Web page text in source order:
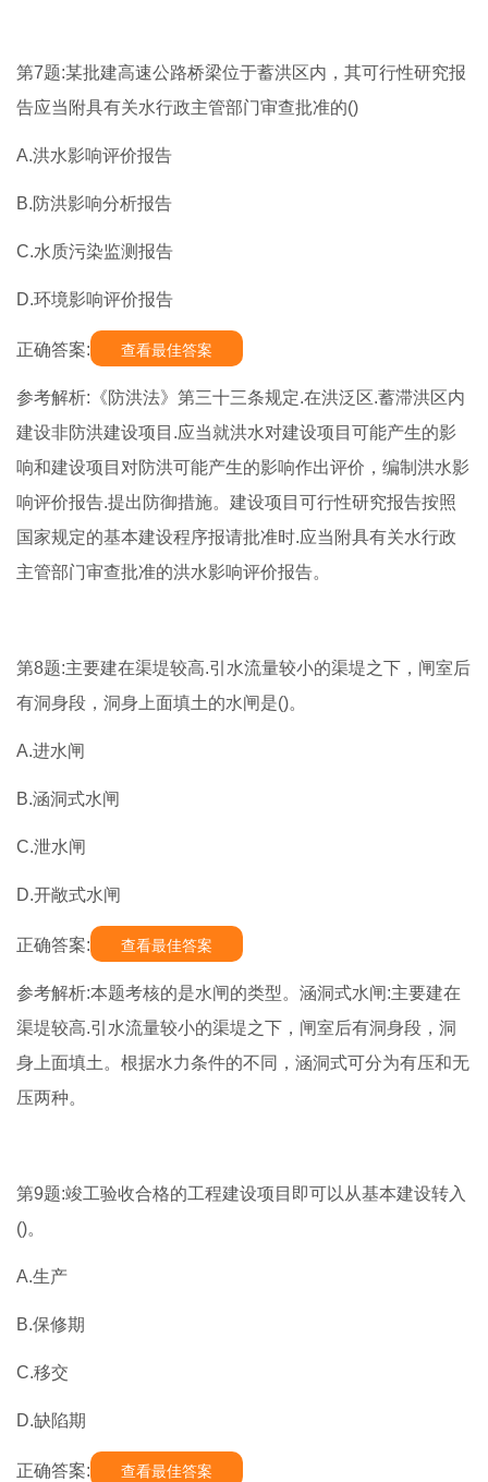
第7题:某批建高速公路桥梁位于蓄洪区内，其可行性研究报
告应当附具有关水行政主管部门审查批准的()
A.洪水影响评价报告
B.防洪影响分析报告
C.水质污染监测报告
D.环境影响评价报告
正确答案: 查看最佳答案
参考解析:《防洪法》第三十三条规定.在洪泛区.蓄滞洪区内
建设非防洪建设项目.应当就洪水对建设项目可能产生的影
响和建设项目对防洪可能产生的影响作出评价，编制洪水影
响评价报告.提出防御措施。建设项目可行性研究报告按照
国家规定的基本建设程序报请批准时.应当附具有关水行政
主管部门审查批准的洪水影响评价报告。
第8题:主要建在渠堤较高.引水流量较小的渠堤之下，闸室后
有洞身段，洞身上面填土的水闸是()。
A.进水闸
B.涵洞式水闸
C.泄水闸
D.开敞式水闸
正确答案: 查看最佳答案
参考解析:本题考核的是水闸的类型。涵洞式水闸:主要建在
渠堤较高.引水流量较小的渠堤之下，闸室后有洞身段，洞
身上面填土。根据水力条件的不同，涵洞式可分为有压和无
压两种。
第9题:竣工验收合格的工程建设项目即可以从基本建设转入
()。
A.生产
B.保修期
C.移交
D.缺陷期
正确答案: 查看最佳答案